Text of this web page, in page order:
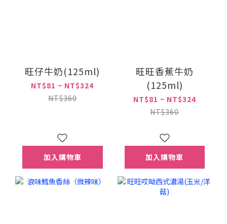
旺仔牛奶(125ml)
NT$81 ~ NT$324
NT$360
加入購物車
旺旺香蕉牛奶
(125ml)
NT$81 ~ NT$324
NT$360
加入購物車